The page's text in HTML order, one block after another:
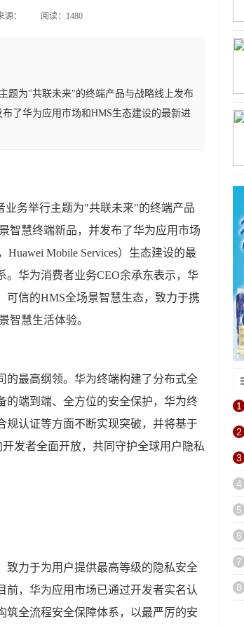
源： 阅读：1480
题为"共联未来"的终端产品与战略线上发布
了华为应用市场和HMS生态建设的最新进
业务举行主题为"共联未来"的终端产品
智慧终端新品，并发布了华为应用市场
Huawei Mobile Services）生态建设的最
华为消费者业务CEO余承东表示，华
可信的HMS全场景智慧生态，致力于携
智慧生活体验。
的最高纲领。华为终端构建了分布式全
的端到端、全方位的安全保护，华为终
规认证等方面不断实现突破，并将基于
发者全面开放，共同守护全球用户隐私
致力于为用户提供最高等级的隐私安全
，华为应用市场已通过开发者实名认
筑全流程安全保障体系，以最严厉的安
1
2
3
4
5
6
7
8